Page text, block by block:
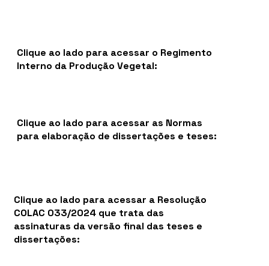
Clique ao lado para acessar o Regimento
Interno da Produção Vegetal:
Clique ao lado para acessar as Normas
para elaboração de dissertações e teses:
Clique ao lado para acessar a Resolução
COLAC 033/2024 que trata das
assinaturas da versão final das teses e
dissertações: